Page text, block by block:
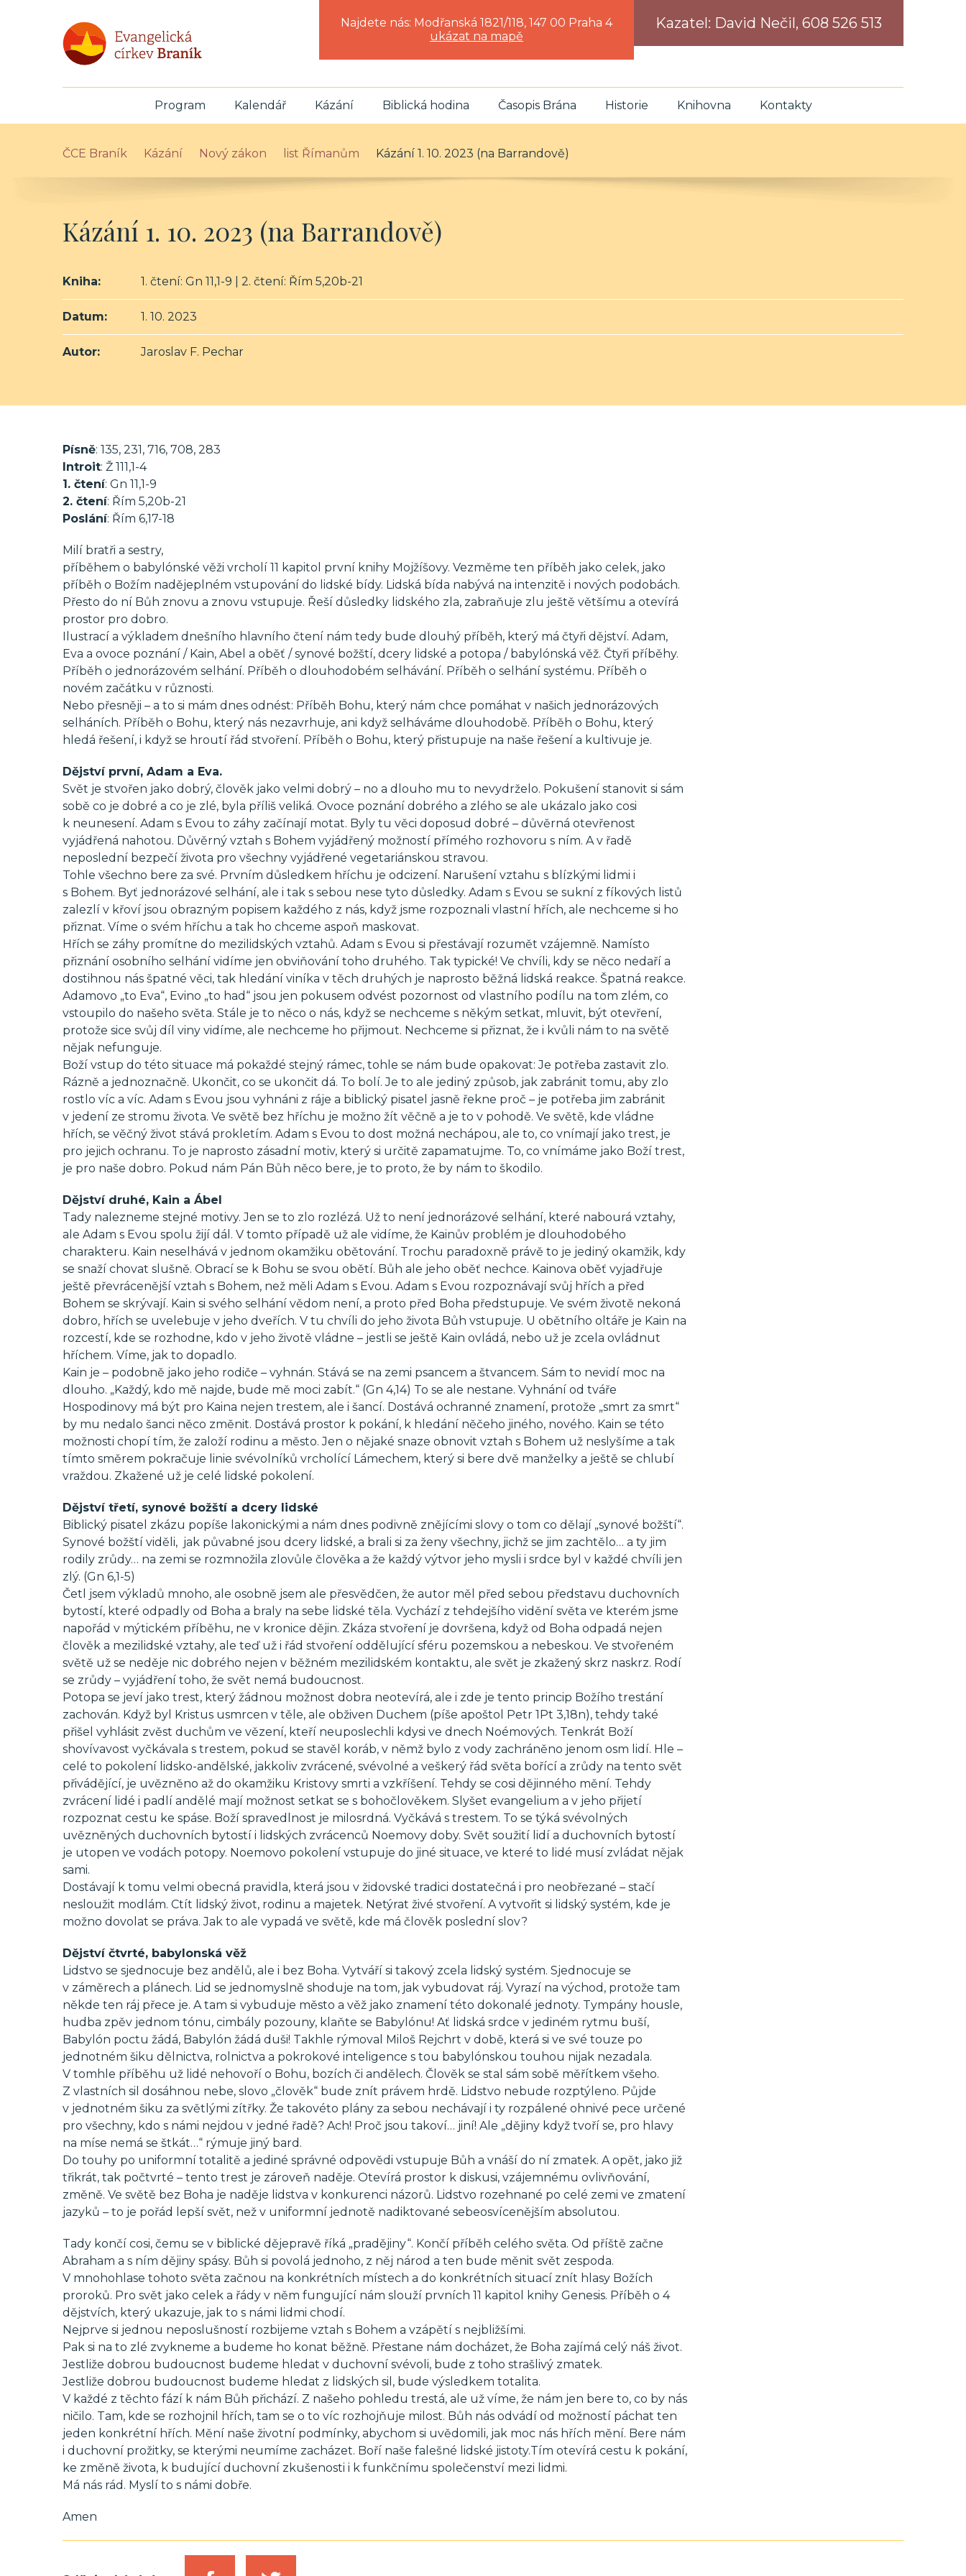
Najdete nás: Modřanská 1821/118, 147 00 Praha 4
ukázat na mapě
Kazatel: David Nečil, 608 526 513
Program Kalendář Kázání Biblická hodina Časopis Brána Historie Knihovna Kontakty
ČCE Braník Kázání Nový zákon list Římanům Kázání 1. 10. 2023 (na Barrandově)
Kázání 1. 10. 2023 (na Barrandově)
Kniha: 1. čtení: Gn 11,1-9 | 2. čtení: Řím 5,20b-21
Datum: 1. 10. 2023
Autor: Jaroslav F. Pechar
Písně: 135, 231, 716, 708, 283
Introit: Ž 111,1-4
1. čtení: Gn 11,1-9
2. čtení: Řím 5,20b-21
Poslání: Řím 6,17-18
Milí bratři a sestry,
příběhem o babylónské věži vrcholí 11 kapitol první knihy Mojžíšovy. Vezměme ten příběh jako celek, jako
příběh o Božím nadějeplném vstupování do lidské bídy. Lidská bída nabývá na intenzitě i nových podobách.
Přesto do ní Bůh znovu a znovu vstupuje. Řeší důsledky lidského zla, zabraňuje zlu ještě většímu a otevírá
prostor pro dobro.
Ilustrací a výkladem dnešního hlavního čtení nám tedy bude dlouhý příběh, který má čtyři dějství. Adam,
Eva a ovoce poznání / Kain, Abel a oběť / synové božští, dcery lidské a potopa / babylónská věž. Čtyři příběhy.
Příběh o jednorázovém selhání. Příběh o dlouhodobém selhávání. Příběh o selhání systému. Příběh o
novém začátku v různosti.
Nebo přesněji – a to si mám dnes odnést: Příběh Bohu, který nám chce pomáhat v našich jednorázových
selháních. Příběh o Bohu, který nás nezavrhuje, ani když selháváme dlouhodobě. Příběh o Bohu, který
hledá řešení, i když se hroutí řád stvoření. Příběh o Bohu, který přistupuje na naše řešení a kultivuje je.
Dějství první, Adam a Eva.
Svět je stvořen jako dobrý, člověk jako velmi dobrý – no a dlouho mu to nevydrželo. Pokušení stanovit si sám
sobě co je dobré a co je zlé, byla příliš veliká. Ovoce poznání dobrého a zlého se ale ukázalo jako cosi
k neunesení. Adam s Evou to záhy začínají motat. Byly tu věci doposud dobré – důvěrná otevřenost
vyjádřená nahotou. Důvěrný vztah s Bohem vyjádřený možností přímého rozhovoru s ním. A v řadě
neposlední bezpečí života pro všechny vyjádřené vegetariánskou stravou.
Tohle všechno bere za své. Prvním důsledkem hříchu je odcizení. Narušení vztahu s blízkými lidmi i
s Bohem. Byť jednorázové selhání, ale i tak s sebou nese tyto důsledky. Adam s Evou se sukní z fíkových listů
zalezlí v křoví jsou obrazným popisem každého z nás, když jsme rozpoznali vlastní hřích, ale nechceme si ho
přiznat. Víme o svém hříchu a tak ho chceme aspoň maskovat.
Hřích se záhy promítne do mezilidských vztahů. Adam s Evou si přestávají rozumět vzájemně. Namísto
přiznání osobního selhání vidíme jen obviňování toho druhého. Tak typické! Ve chvíli, kdy se něco nedaří a
dostihnou nás špatné věci, tak hledání viníka v těch druhých je naprosto běžná lidská reakce. Špatná reakce.
Adamovo „to Eva“, Evino „to had“ jsou jen pokusem odvést pozornost od vlastního podílu na tom zlém, co
vstoupilo do našeho světa. Stále je to něco o nás, když se nechceme s někým setkat, mluvit, být otevření,
protože sice svůj díl viny vidíme, ale nechceme ho přijmout. Nechceme si přiznat, že i kvůli nám to na světě
nějak nefunguje.
Boží vstup do této situace má pokaždé stejný rámec, tohle se nám bude opakovat: Je potřeba zastavit zlo.
Rázně a jednoznačně. Ukončit, co se ukončit dá. To bolí. Je to ale jediný způsob, jak zabránit tomu, aby zlo
rostlo víc a víc. Adam s Evou jsou vyhnáni z ráje a biblický pisatel jasně řekne proč – je potřeba jim zabránit
v jedení ze stromu života. Ve světě bez hříchu je možno žít věčně a je to v pohodě. Ve světě, kde vládne
hřích, se věčný život stává prokletím. Adam s Evou to dost možná nechápou, ale to, co vnímají jako trest, je
pro jejich ochranu. To je naprosto zásadní motiv, který si určitě zapamatujme. To, co vnímáme jako Boží trest,
je pro naše dobro. Pokud nám Pán Bůh něco bere, je to proto, že by nám to škodilo.
Dějství druhé, Kain a Ábel
Tady nalezneme stejné motivy. Jen se to zlo rozlézá. Už to není jednorázové selhání, které nabourá vztahy,
ale Adam s Evou spolu žijí dál. V tomto případě už ale vidíme, že Kainův problém je dlouhodobého
charakteru. Kain neselhává v jednom okamžiku obětování. Trochu paradoxně právě to je jediný okamžik, kdy
se snaží chovat slušně. Obrací se k Bohu se svou obětí. Bůh ale jeho oběť nechce. Kainova oběť vyjadřuje
ještě převrácenější vztah s Bohem, než měli Adam s Evou. Adam s Evou rozpoznávají svůj hřích a před
Bohem se skrývají. Kain si svého selhání vědom není, a proto před Boha předstupuje. Ve svém životě nekoná
dobro, hřích se uvelebuje v jeho dveřích. V tu chvíli do jeho života Bůh vstupuje. U obětního oltáře je Kain na
rozcestí, kde se rozhodne, kdo v jeho životě vládne – jestli se ještě Kain ovládá, nebo už je zcela ovládnut
hříchem. Víme, jak to dopadlo.
Kain je – podobně jako jeho rodiče – vyhnán. Stává se na zemi psancem a štvancem. Sám to nevidí moc na
dlouho. „Každý, kdo mě najde, bude mě moci zabít.“ (Gn 4,14) To se ale nestane. Vyhnání od tváře
Hospodinovy má být pro Kaina nejen trestem, ale i šancí. Dostává ochranné znamení, protože „smrt za smrt“
by mu nedalo šanci něco změnit. Dostává prostor k pokání, k hledání něčeho jiného, nového. Kain se této
možnosti chopí tím, že založí rodinu a město. Jen o nějaké snaze obnovit vztah s Bohem už neslyšíme a tak
tímto směrem pokračuje linie svévolníků vrcholící Lámechem, který si bere dvě manželky a ještě se chlubí
vraždou. Zkažené už je celé lidské pokolení.
Dějství třetí, synové božští a dcery lidské
Biblický pisatel zkázu popíše lakonickými a nám dnes podivně znějícími slovy o tom co dělají „synové božští“.
Synové božští viděli, jak půvabné jsou dcery lidské, a brali si za ženy všechny, jichž se jim zachtělo… a ty jim
rodily zrůdy… na zemi se rozmnožila zlovůle člověka a že každý výtvor jeho mysli i srdce byl v každé chvíli jen
zlý. (Gn 6,1-5)
Četl jsem výkladů mnoho, ale osobně jsem ale přesvědčen, že autor měl před sebou představu duchovních
bytostí, které odpadly od Boha a braly na sebe lidské těla. Vychází z tehdejšího vidění světa ve kterém jsme
napořád v mýtickém příběhu, ne v kronice dějin. Zkáza stvoření je dovršena, když od Boha odpadá nejen
člověk a mezilidské vztahy, ale teď už i řád stvoření oddělující sféru pozemskou a nebeskou. Ve stvořeném
světě už se neděje nic dobrého nejen v běžném mezilidském kontaktu, ale svět je zkažený skrz naskrz. Rodí
se zrůdy – vyjádření toho, že svět nemá budoucnost.
Potopa se jeví jako trest, který žádnou možnost dobra neotevírá, ale i zde je tento princip Božího trestání
zachován. Když byl Kristus usmrcen v těle, ale obživen Duchem (píše apoštol Petr 1Pt 3,18n), tehdy také
přišel vyhlásit zvěst duchům ve vězení, kteří neuposlechli kdysi ve dnech Noémových. Tenkrát Boží
shovívavost vyčkávala s trestem, pokud se stavěl koráb, v němž bylo z vody zachráněno jenom osm lidí. Hle –
celé to pokolení lidsko-andělské, jakkoliv zvrácené, svévolné a veškerý řád světa bořící a zrůdy na tento svět
přivádějící, je uvězněno až do okamžiku Kristovy smrti a vzkříšení. Tehdy se cosi dějinného mění. Tehdy
zvrácení lidé i padlí andělé mají možnost setkat se s bohočlověkem. Slyšet evangelium a v jeho přijetí
rozpoznat cestu ke spáse. Boží spravedlnost je milosrdná. Vyčkává s trestem. To se týká svévolných
uvězněných duchovních bytostí i lidských zvrácenců Noemovy doby. Svět soužití lidí a duchovních bytostí
je utopen ve vodách potopy. Noemovo pokolení vstupuje do jiné situace, ve které to lidé musí zvládat nějak
sami.
Dostávají k tomu velmi obecná pravidla, která jsou v židovské tradici dostatečná i pro neobřezané – stačí
nesloužit modlám. Ctít lidský život, rodinu a majetek. Netýrat živé stvoření. A vytvořit si lidský systém, kde je
možno dovolat se práva. Jak to ale vypadá ve světě, kde má člověk poslední slov?
Dějství čtvrté, babylonská věž
Lidstvo se sjednocuje bez andělů, ale i bez Boha. Vytváří si takový zcela lidský systém. Sjednocuje se
v záměrech a plánech. Lid se jednomyslně shoduje na tom, jak vybudovat ráj. Vyrazí na východ, protože tam
někde ten ráj přece je. A tam si vybuduje město a věž jako znamení této dokonalé jednoty. Tympány housle,
hudba zpěv jednom tónu, cimbály pozouny, klaňte se Babylónu! Ať lidská srdce v jediném rytmu buší,
Babylón poctu žádá, Babylón žádá duši! Takhle rýmoval Miloš Rejchrt v době, která si ve své touze po
jednotném šiku dělnictva, rolnictva a pokrokové inteligence s tou babylónskou touhou nijak nezadala.
V tomhle příběhu už lidé nehovoří o Bohu, bozích či andělech. Člověk se stal sám sobě měřítkem všeho.
Z vlastních sil dosáhnou nebe, slovo „člověk“ bude znít právem hrdě. Lidstvo nebude rozptýleno. Půjde
v jednotném šiku za světlými zítřky. Že takovéto plány za sebou nechávají i ty rozpálené ohnivé pece určené
pro všechny, kdo s námi nejdou v jedné řadě? Ach! Proč jsou takoví… jiní! Ale „dějiny když tvoří se, pro hlavy
na míse nemá se štkát…“ rýmuje jiný bard.
Do touhy po uniformní totalitě a jediné správné odpovědi vstupuje Bůh a vnáší do ní zmatek. A opět, jako již
třikrát, tak počtvrté – tento trest je zároveň naděje. Otevírá prostor k diskusi, vzájemnému ovlivňování,
změně. Ve světě bez Boha je naděje lidstva v konkurenci názorů. Lidstvo rozehnané po celé zemi ve zmatení
jazyků – to je pořád lepší svět, než v uniformní jednotě nadiktované sebeosvícenějším absolutou.
Tady končí cosi, čemu se v biblické dějepravě říká „pradějiny“. Končí příběh celého světa. Od příště začne
Abraham a s ním dějiny spásy. Bůh si povolá jednoho, z něj národ a ten bude měnit svět zespoda.
V mnohohlase tohoto světa začnou na konkrétních místech a do konkrétních situací znít hlasy Božích
proroků. Pro svět jako celek a řády v něm fungující nám slouží prvních 11 kapitol knihy Genesis. Příběh o 4
dějstvích, který ukazuje, jak to s námi lidmi chodí.
Nejprve si jednou neposlušností rozbijeme vztah s Bohem a vzápětí s nejbližšími.
Pak si na to zlé zvykneme a budeme ho konat běžně. Přestane nám docházet, že Boha zajímá celý náš život.
Jestliže dobrou budoucnost budeme hledat v duchovní svévoli, bude z toho strašlivý zmatek.
Jestliže dobrou budoucnost budeme hledat z lidských sil, bude výsledkem totalita.
V každé z těchto fází k nám Bůh přichází. Z našeho pohledu trestá, ale už víme, že nám jen bere to, co by nás
ničilo. Tam, kde se rozhojnil hřích, tam se o to víc rozhojňuje milost. Bůh nás odvádí od možností páchat ten
jeden konkrétní hřích. Mění naše životní podmínky, abychom si uvědomili, jak moc nás hřích mění. Bere nám
i duchovní prožitky, se kterými neumíme zacházet. Boří naše falešné lidské jistoty.Tím otevírá cestu k pokání,
ke změně života, k budující duchovní zkušenosti i k funkčnímu společenství mezi lidmi.
Má nás rád. Myslí to s námi dobře.
Amen